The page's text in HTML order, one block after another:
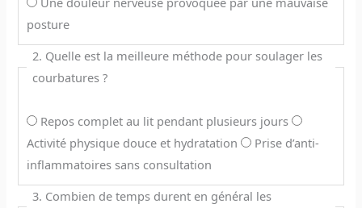
posture
2. Quelle est la meilleure méthode pour soulager les
courbatures ?
Repos complet au lit pendant plusieurs jours
Activité physique douce et hydratation
Prise d’anti-
inflammatoires sans consultation
3. Combien de temps durent en général les